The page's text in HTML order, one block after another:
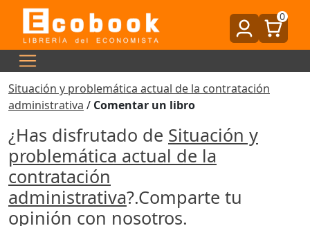
0
Situación y problemática actual de la contratación
administrativa / Comentar un libro
¿Has disfrutado de Situación y
problemática actual de la
contratación
administrativa?.Comparte tu
opinión con nosotros.